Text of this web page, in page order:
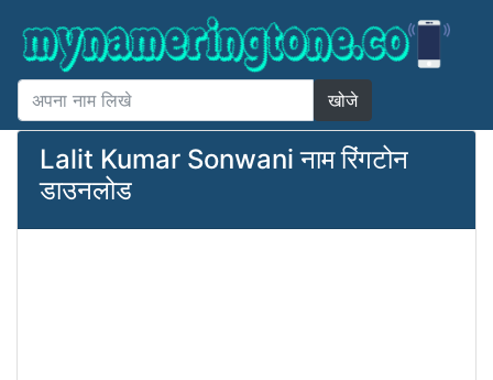
खोजे
Lalit Kumar Sonwani नाम रिंगटोन
डाउनलोड